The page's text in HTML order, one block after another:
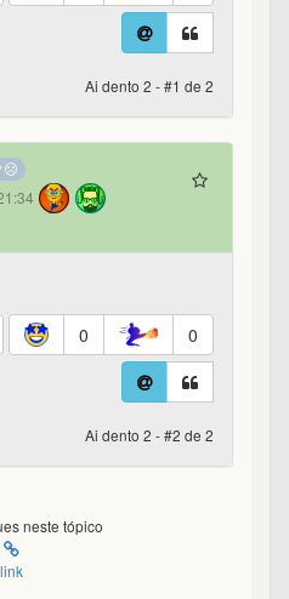
Ai dento 2 - #1 de 2
0 0
Ai dento 2 - #2 de 2
neste tópico
link